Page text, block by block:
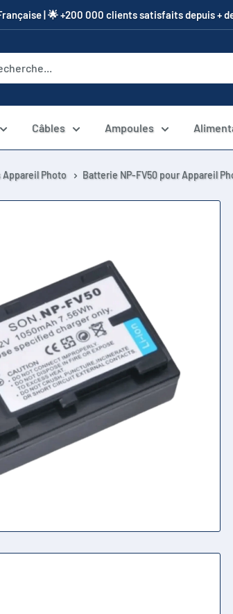
| 🌟 +200 000 clients satisfaits depuis +
Câbles Ampoules
Photo Batterie NP-FV50 pour Appareil